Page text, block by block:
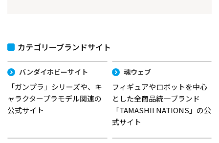
カテゴリーブランドサイト
バンダイホビーサイト
「ガンプラ」シリーズや、キ
ャラクタープラモデル関連の
公式サイト
魂ウェブ
フィギュアやロボットを中心
とした全商品統一ブランド
「TAMASHII NATIONS」の公
式サイト